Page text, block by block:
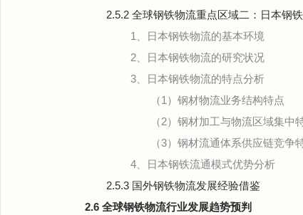
2.5.2 全球钢铁物流重点区域二：日本钢
1、日本钢铁物流的基本环境
2、日本钢铁物流的研究状况
3、日本钢铁物流的特点分析
（1）钢材物流业务结构特点
（2）钢材加工与物流区域集中
（3）钢材流通体系供应链竞争
4、日本钢铁流通模式优势分析
2.5.3 国外钢铁物流发展经验借鉴
2.6 全球钢铁物流行业发展趋势预判